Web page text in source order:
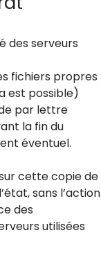
des serveurs
fichiers propres
est possible)
par lettre
la fin du
éventuel.
cette copie de
sans l’action
des
utilisées